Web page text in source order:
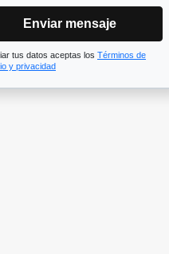
Enviar mensaje
tus datos aceptas los Términos de
y privacidad